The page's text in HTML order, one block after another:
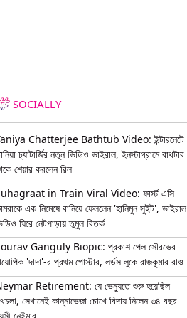
SOCIALLY
Chatterjee Bathtub Video: ইন্টারনেটে
চ্যাটার্জির নতুন ভিডিও ভাইরাল, ইনস্টাগ্রামে বাথটাব
শেয়ার করলেন রিল
in Train Viral Video: ফার্স্ট এসি
এক নিমেষে বানিয়ে ফেললেন 'হানিমুন সুইট', ভাইরাল
ঘিরে নেটপাড়ায় তুমুল বিতর্ক
Ganguly Biopic: প্রকাশ পেল সৌরভের
'দাদা'-র প্রথম পোস্টার, লর্ডস লুকে রাজকুমার রাও
Retirement: যে ভেন্যুতে শুরু হয়েছিল
সেখানেই কান্নাভেজা চোখে বিদায় নিলেন ৩৪ বছর
নেইমার